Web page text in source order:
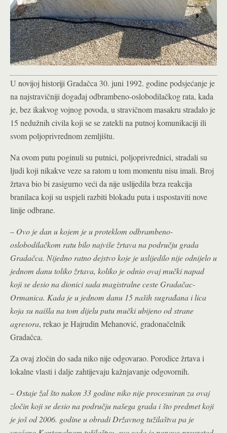
U novijoj historiji Gradačca 30. juni 1992. godine podsjećanje je
na najstravičniji događaj odbrambeno-oslobodilačkog rata, kada
je, bez ikakvog vojnog povoda, u stravičnom masakru stradalo je
15 nedužnih civila koji se se zatekli na putnoj komunikaciji ili
svom poljoprivrednom zemljištu.
Na ovom putu poginuli su putnici, poljoprivrednici, stradali su
ljudi koji nikakve veze sa ratom u tom momentu nisu imali. Broj
žrtava bio bi zasigurno veći da nije uslijedila brza reakcija
branilaca koji su uspjeli razbiti blokadu puta i uspostaviti nove
linije odbrane.
– Ovo je dan u kojem je u proteklom odbrambeno-
oslobodilačkom ratu bilo najviše žrtava na području grada
Gradačca. Nijedno ratno dejstvo koje je uslijedilo nije odnijelo u
jednom danu toliko žrtava, koliko je odnio ovaj mučki napad
koji se desio na dionici sada magistralne ceste Gradačac-
Ormanica. Kada je u jednom danu 15 naših sugrađana i lica
koja su naišla na tom dijelu putu mučki ubijeno od strane
agresora, rekao je Hajrudin Mehanović, gradonačelnik
Gradačca.
Za ovaj zločin do sada niko nije odgovarao. Porodice žrtava i
lokalne vlasti i dalje zahtijevaju kažnjavanje odgovornih.
– Ostaje žal što nakon 33 godine niko nije procesuiran za ovaj
zločin koji se desio na području našega grada i što predmet koji
je još od 2006. godine u obradi Državnog tužilaštva pa je